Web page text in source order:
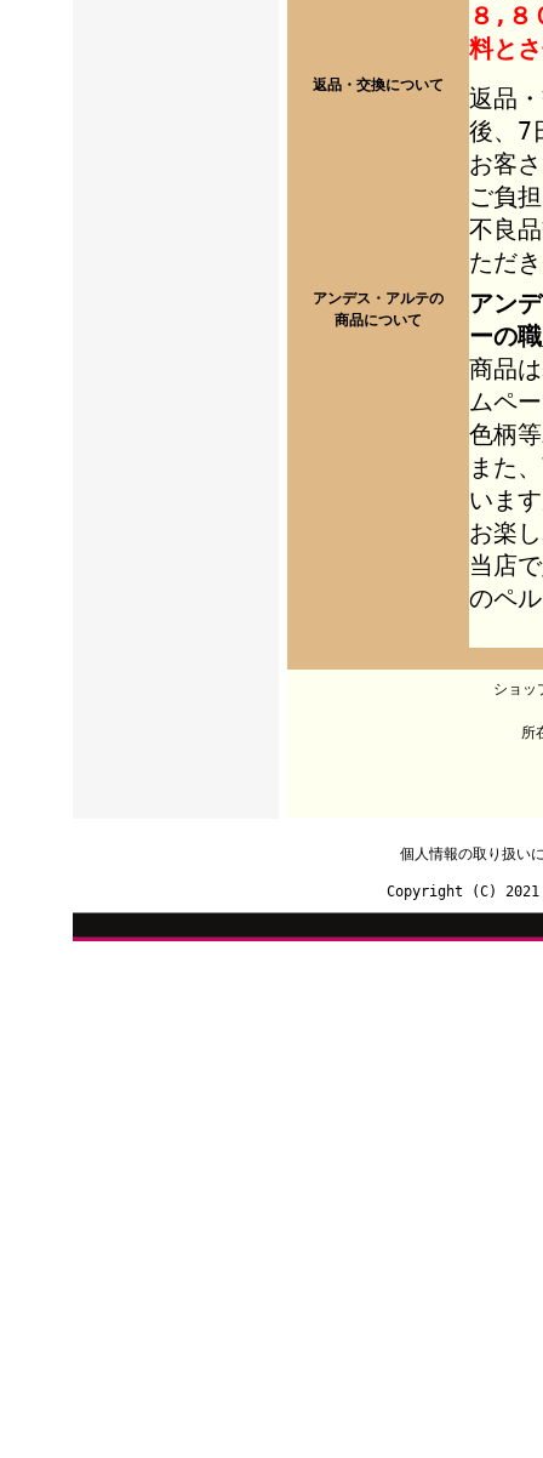
８,８
料と
返品・交換について
返品
後、7
お客
ご負
不良
ただ
アンデス・アルテの
商品について
アン
ーの
商品
ムペ
色柄
また
いま
お楽
当店
のペ
ショッ
所
個人情報の取り扱い
Copyright (C)